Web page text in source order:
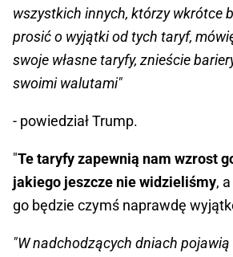
wszystkich innych, którzy wkrótce
prosić o wyjątki od tych taryf,
swoje własne taryfy, znieście
swoimi walutami"
- powiedział Trump.
"Te taryfy zapewnią nam wzrost
jakiego jeszcze nie widzieliśmy,
go będzie czymś naprawdę
"W nadchodzących dniach